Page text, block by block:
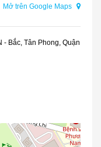
Mở trên Google Maps
Bắc, Tân Phong, Quận